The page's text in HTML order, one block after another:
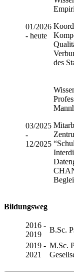
01/2026
- heute
des
03/2025
-
12/2025
Bildungsweg
2016 -
2019
B.Sc.
2019 -
2021
M.Sc.